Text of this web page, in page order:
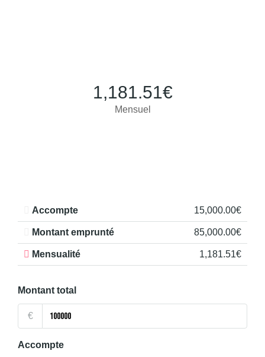
1,181.51€
Mensuel
Accompte 15,000.00€
Montant emprunté 85,000.00€
Mensualité 1,181.51€
Montant total
€
Accompte